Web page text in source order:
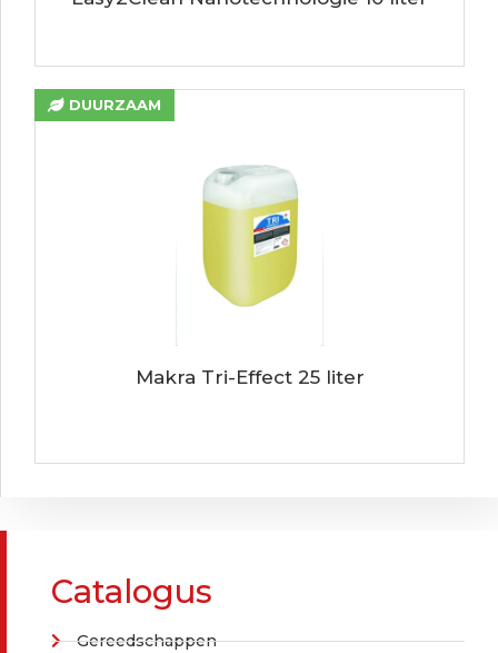
Catalogus
Gereedschappen
DUURZAAM
Makra Tri-Effect 25 liter